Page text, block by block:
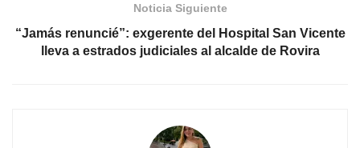
Noticia Siguiente
“Jamás renuncié”: exgerente del Hospital San Vicente
lleva a estrados judiciales al alcalde de Rovira